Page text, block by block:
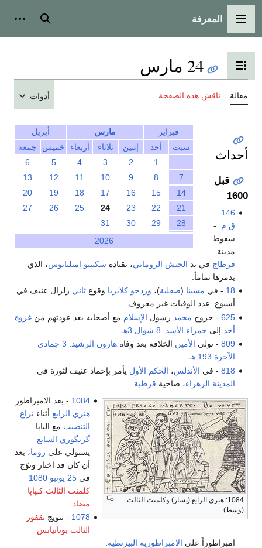
القائمة الرئيسية
المعرفة بحث
تبديل عرض جدول المحتويات
24 مارس
مقالة ناقش هذه الصفحة أدوات
فبراير مارس
أبريل
سبت
أحد إثنين ثلاثاء أربعاء خميس
جمعة
1
2
3
4
5
6
7
8
9
10
11
12
13
14
15
16
17
18
19
20
21
22
23
24
25
26
27
28
29
30
31
2026
أحداث
قبل
1600
146
ق.م.
-
سقوط
مدينة
قرطاج في يد الجيش الروماني، بقيادة سكيپيو إميليانوس، الذي
يدمرها تماماً.
18 - في مسينا (صقلية)، وردجو كلابريا وقوعثاني زلزال عنيف في
أسبوع. عدد الوفيات غير معروف.
625 - خروج محمد رسول الإسلام مع أصحابه بعد عودتهم منغزوة
أحد إلى حمراء الأسد 8 شوال
3هـ
809 - تولي الأمين الخلافة بعد وفاةهارون الرشيد
3 جمادى
الآخرة 193 هـ
818 - في الأندلس، الحكم الأول يأمر بإخماد عنيف لثورة في
المدينة الزهراء، ضاحية قرطبة
1084: هنري الرابع (يسار) وكلمنت الثالث.
(وسط)
1084 - بعد الامبراطور
هنري الرابع أثناء نزاع
التنصيب مع الپاپا
گريگوري السابع
يستولي على روما، بعد
أن كان قد اختار وتوّج
في 25 يونيو
1080
كلمنت الثالث كـپاپا
مضاد
1078 - تتويج نقفور
الثالث بوتانياتس
امبراطوراً على الامبراطورية البيزنطية